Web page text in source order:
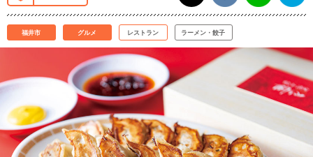
福井市 グルメ レストラン ラーメン・餃子